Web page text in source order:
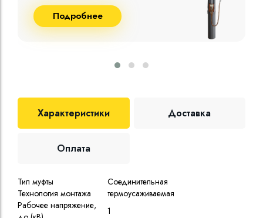
Подробнее
Характеристики Доставка
Оплата
Тип муфты
Соединительная
Технология монтажа
термоусаживаемая
Рабочее напряжение,
1